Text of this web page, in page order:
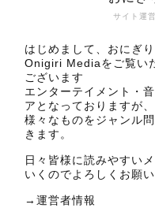
サイト運営
はじめまして、おにぎり
Onigiri Mediaをご覧い
ございます
エンターテイメント・
アとなっておりますが
様々なものをジャンル
きます。
日々皆様に読みやすい
いくのでよろしくお願い
→ 運営者情報